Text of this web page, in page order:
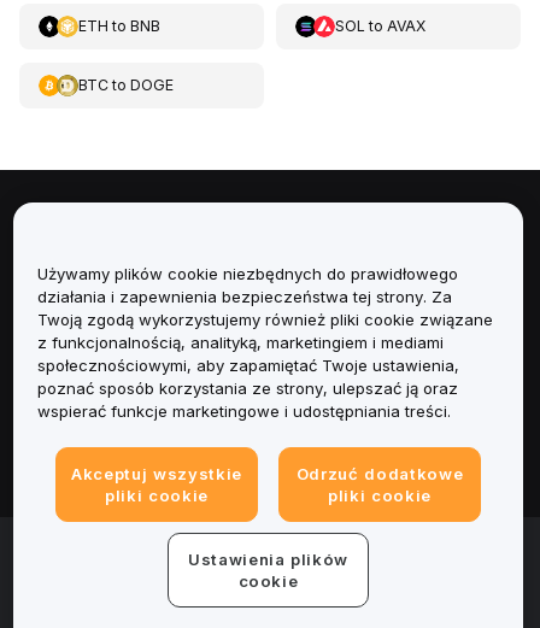
ETH to BNB SOL to AVAX
BTCto DOGE
Usługi
Obsługa Klienta
Produkty
Informacje prawne
© 2025-2026 Bybit.eu. All rights reserved.
Warunki świadczenia usług | Polityka Prywatności
firmy (Impressum)
Centrum preferencji plików cookie
Używamy plików cookie niezbędnych do prawidłowego
działania i zapewnienia bezpieczeństwa tej strony. Za
Twoją zgodą wykorzystujemy również pliki cookie związane
z funkcjonalnością, analityką, marketingiem i mediami
społecznościowymi, aby zapamiętać Twoje ustawienia,
poznać sposób korzystania ze strony, ulepszać ją oraz
wspierać funkcje marketingowe i udostępniania treści.
Akceptuj wszystkie
pliki cookie
Odrzuć dodatkowe
pliki cookie
Ustawienia plików
cookie